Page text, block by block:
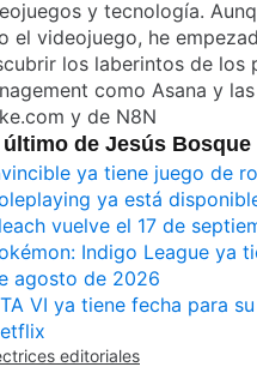
y tecnología.
el videojuego, he
los laberintos de los
como Asana y
y de N8N
de Jesús Bosque
ya tiene juego de
ya está
vuelve el 17 de
Indigo League ya
agosto de 2026
VI ya tiene fecha para
editoriales